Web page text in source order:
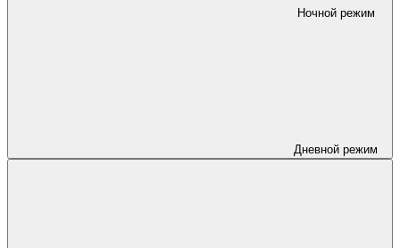
Ночной режим
Дневной режим